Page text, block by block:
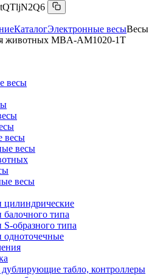
КаталогЭлектронные весыВесы
животных MBA-AM1020-1T
весы
весы
весы
весы
цилиндрические
балочного типа
S-образного типа
одноточечные
табло, контроллеры